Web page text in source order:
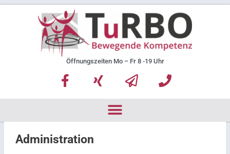
Zum
Öffnungszeiten Mo – Fr 8 -19 Uhr
F
a
c
b
o
X
i
n
P
a
p
r
P
h
o
e
Administration